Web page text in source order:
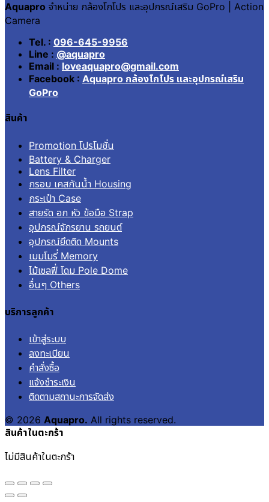
Aquapro จำหน่าย กล้องโกโปร และอุปกรณ์เสริม GoPro | Action
Camera
Tel. : 096-645-9956
Line : @aquapro
Email : loveaquapro@gmail.com
Facebook : Aquapro กล้องโกโปร และอุปกรณ์เสริม
GoPro
สินค้า
Promotion โปรโมชั่น
Battery & Charger
Lens Filter
กรอบ เคสกันน้ำ Housing
กระเป๋า Case
สายรัด อก หัว ข้อมือ Strap
อุปกรณ์จักรยาน รถยนต์
อุปกรณ์ยึดติด Mounts
เมมโมรี่ Memory
ไม้เซลฟี่ โดม Pole Dome
อื่นๆ Others
บริการลูกค้า
เข้าสู่ระบบ
ลงทะเบียน
คำสั่งซื้อ
แจ้งชำระเงิน
ติดตามสถานะการจัดส่ง
© 2026 Aquapro. All rights reserved.
สินค้าในตะกร้า
ไม่มีสินค้าในตะกร้า